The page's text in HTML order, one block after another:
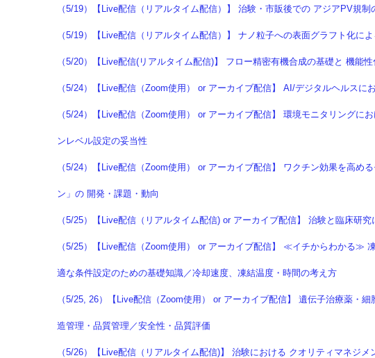
（5/19）【Live配信（リアルタイム配信）】 治験・市販後での アジアPV規
（5/19）【Live配信（リアルタイム配信）】 ナノ粒子への表面グラフト化に
（5/20）【Live配信(リアルタイム配信)】 フロー精密有機合成の基礎と 機能
（5/24）【Live配信（Zoom使用） or アーカイブ配信】 AI/デジタルヘルスに
（5/24）【Live配信（Zoom使用） or アーカイブ配信】 環境モニタリング
ンレベル設定の妥当性
（5/24）【Live配信（Zoom使用） or アーカイブ配信】 ワクチン効果を高
ン」の 開発・課題・動向
（5/25）【Live配信（リアルタイム配信) or アーカイブ配信】 治験と臨床研
（5/25）【Live配信（Zoom使用） or アーカイブ配信】 ≪イチからわかる≫
適な条件設定のための基礎知識／冷却速度、凍結温度・時間の考え方
（5/25, 26）【Live配信（Zoom使用） or アーカイブ配信】 遺伝子治療薬・
造管理・品質管理／安全性・品質評価
（5/26）【Live配信（リアルタイム配信)】 治験における クオリティマネジ